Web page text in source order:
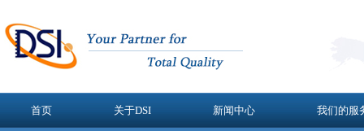
首页 关于DSI 新闻中心 我们的服